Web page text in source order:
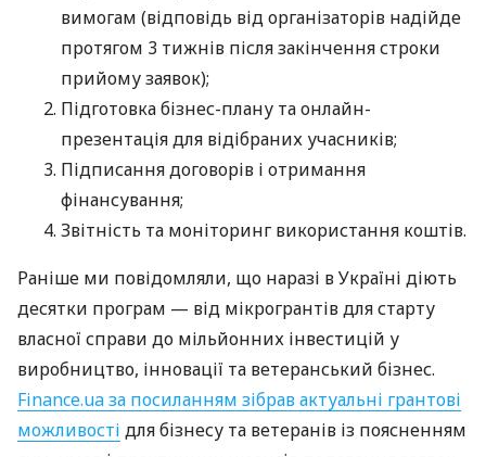
вимогам (відповідь від організаторів надійде
протягом 3 тижнів після закінчення строки
прийому заявок);
Підготовка бізнес-плану та онлайн-
презентація для відібраних учасників;
Підписання договорів і отримання
фінансування;
Звітність та моніторинг використання коштів.
Раніше ми повідомляли, що наразі в Україні діють
десятки програм — від мікрогрантів для старту
власної справи до мільйонних інвестицій у
виробництво, інновації та ветеранський бізнес.
Finance.ua за посиланням зібрав актуальні грантові
можливості для бізнесу та ветеранів із поясненням